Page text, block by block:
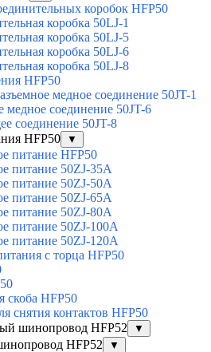
коробок HFP50
коробка 50LJ-1
коробка 50LJ-5
коробка 50LJ-6
коробка 50LJ-8
HFP50
медное соединение 50JT-1
медное соединение 50JT-6
соединение 50JT-8
HFP50
▼
питание HFP50
питание 50ZJ-35A
питание 50ZJ-50A
питание 50ZJ-65A
питание 50ZJ-80A
питание 50ZJ-100A
питание 50ZJ-120A
с торца HFP50
скоба HFP50
снятия контактов HFP50
шинопровод HFP52
▼
HFP52 ▼